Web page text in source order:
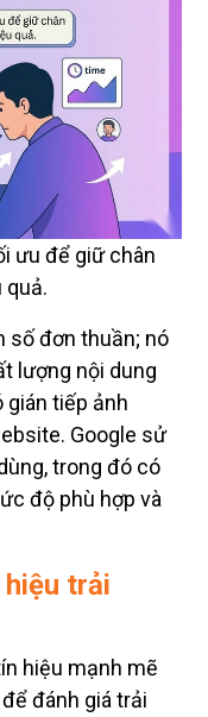
ưu để giữ chân
quả.
số đơn thuần; nó
lượng nội dung
gián tiếp ảnh
Google sử
trong đó có
độ phù hợp và
trải
hiệu mạnh mẽ
đánh giá trải